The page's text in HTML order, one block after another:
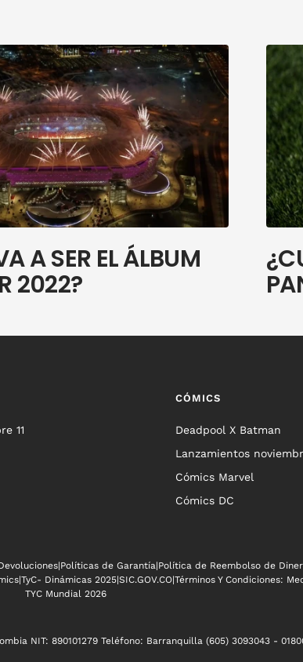
A SER EL ÁLBUM
2022?
11
CÓMICS
Deadpool X Batman
Lanzamientos
Cómics Marvel
Cómics DC
|Políticas de Garantía|Política de Reembolso de
|TyC- Dinámicas 2025|SIC.GOV.CO|Términos Y Condiciones:
TYC Mundial 2026
NIT: 890101279 Teléfono: Barranquilla (605) 3093043 -